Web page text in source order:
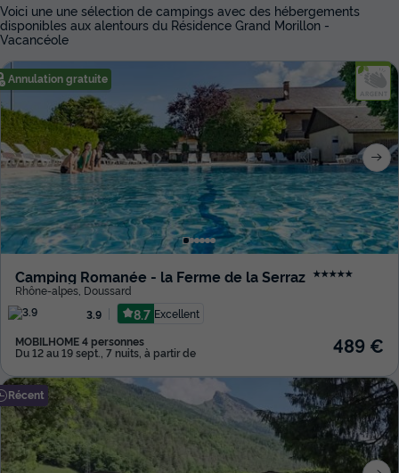
Voici une une sélection de campings avec des hébergements
disponibles aux alentours du Résidence Grand Morillon -
Vacancéole
Annulation gratuite
Camping Romanée - la Ferme de la Serraz ★★★★★
Rhône-alpes Doussard
3.9
8.7 Excellent
MOBILHOME 4 personnes
Du 12 au 19 sept., 7 nuits, à partir de 489 €
Récent